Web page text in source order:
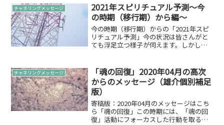
チャネリングメッセージ
2021年スピリチュアル予測～今
の時期（移行期）から編～
今の時期（移行期）からの「2021年スピ
リチュアル予測」今の状況は皆さんがと
ても浮足立つ様子が伺えます。しかしな
る方にはポンポン舞い降りてきているよ
うです。また、未知な...
チャネリングメッセージ
「魂の回復」2020年04月の高次
からのメッセージ（雄介個別補足
版）
寄稿版：2020年04月のメッセージはこち
ら「魂の回復」この時期には、「魂の回
復」活動にフォーカスした行動を取ると